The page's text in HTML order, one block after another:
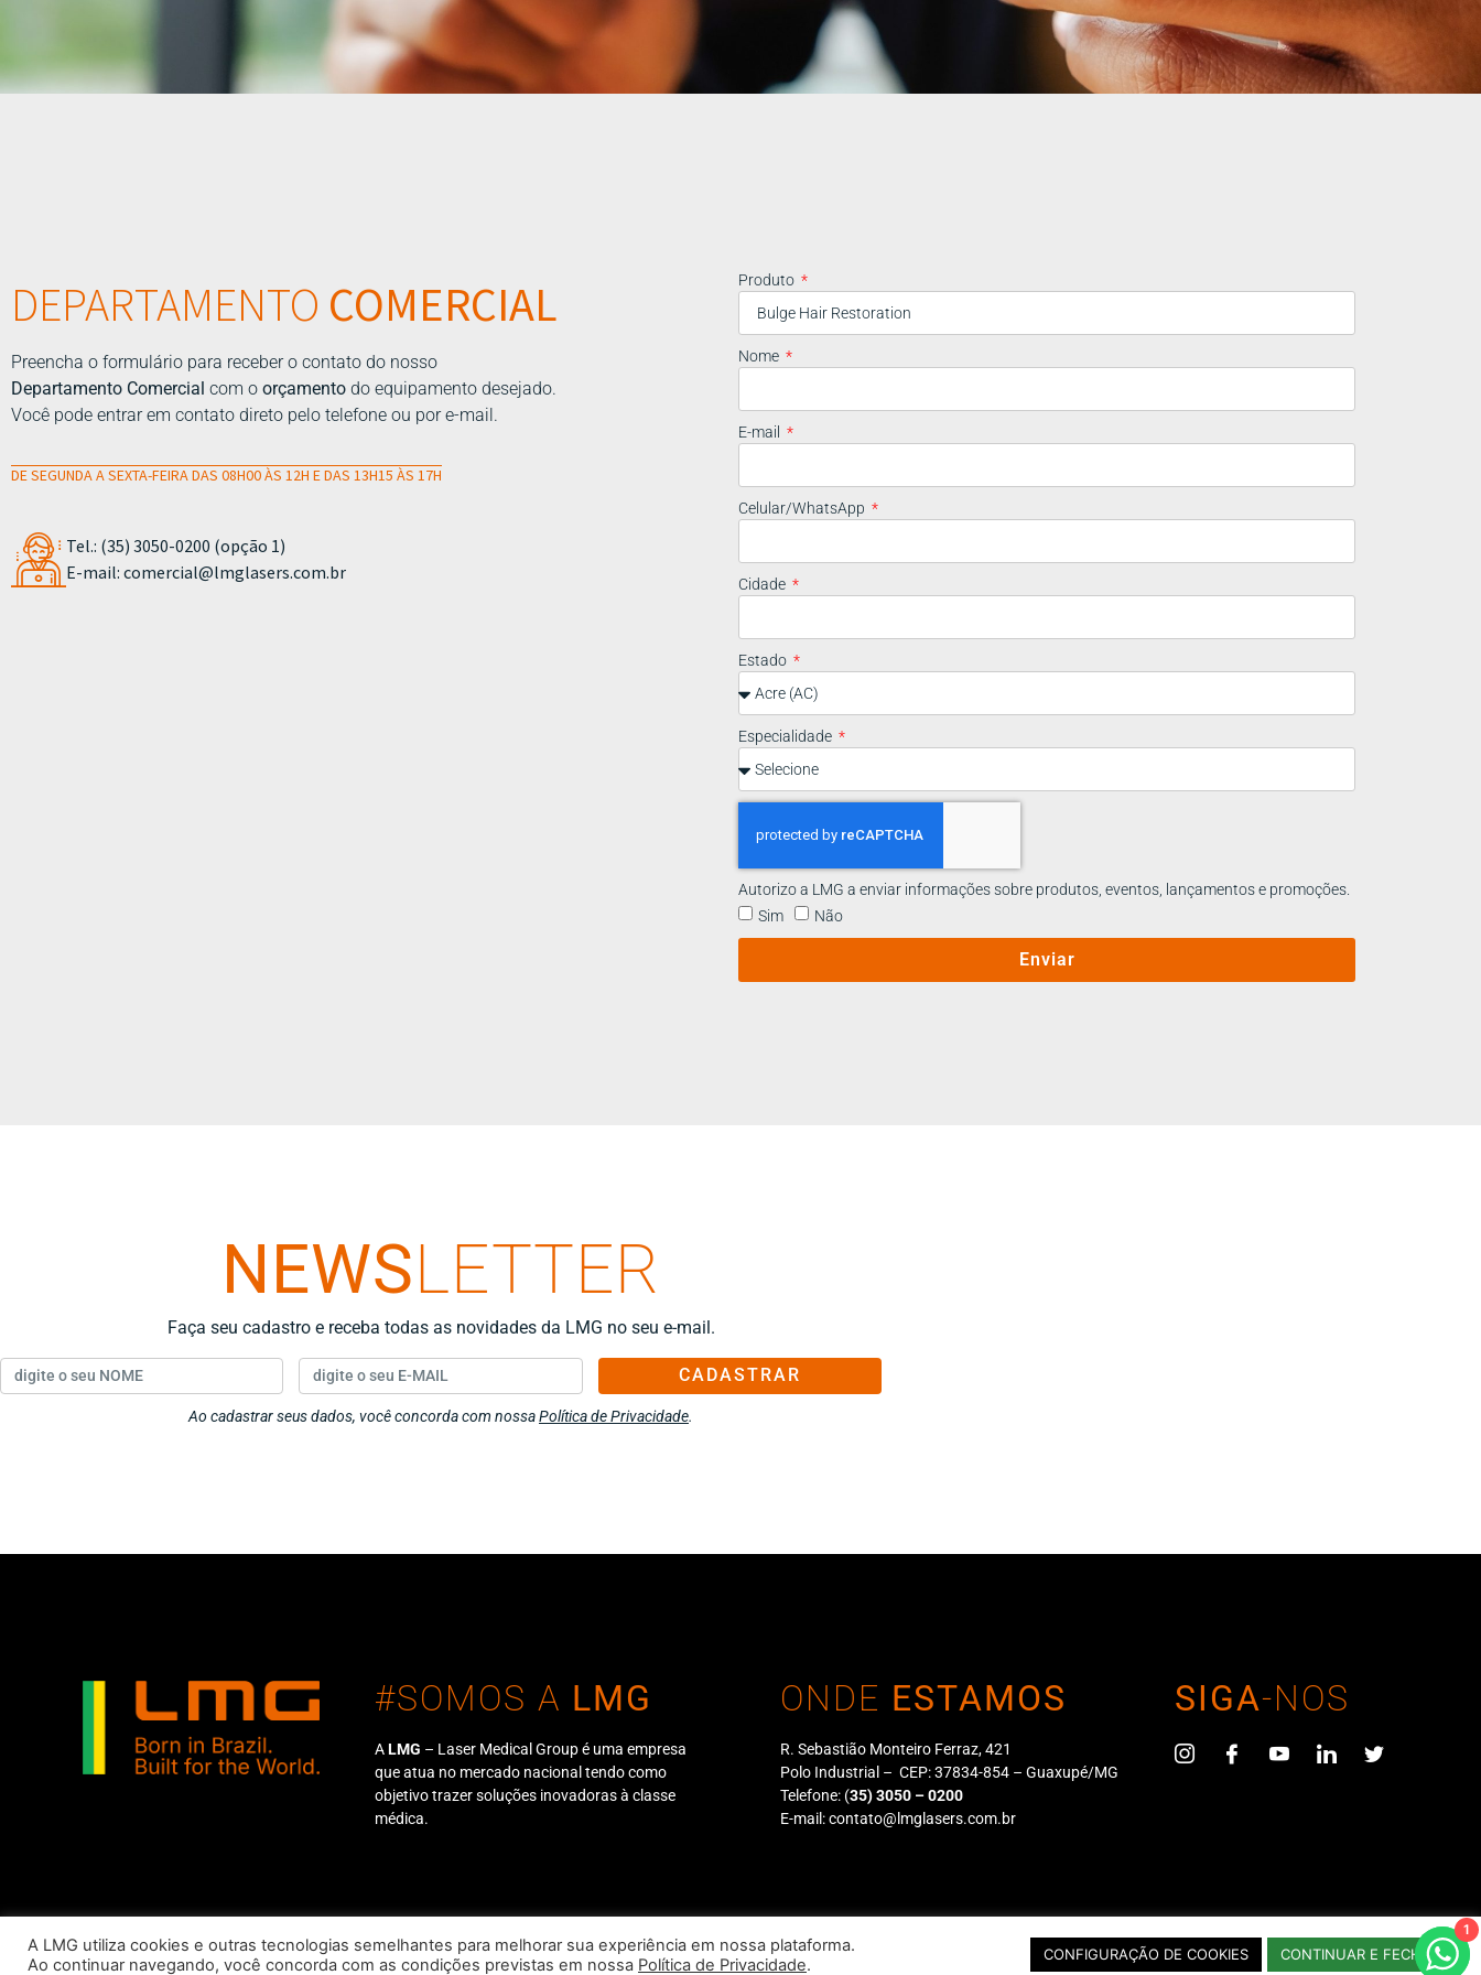
DEPARTAMENTO COMERCIAL
Preencha o formulário para receber o contato do nosso
Departamento Comercial com o orçamento do equipamento desejado.
Você pode entrar em contato direto pelo telefone ou por e-mail.
DE SEGUNDA A SEXTA-FEIRA DAS 08H00 ÀS 12H E DAS 13H15 ÀS 17H
Tel.: (35) 3050-0200 (opção 1)
E-mail: comercial@lmglasers.com.br
Produto
Nome
E-mail
Celular/WhatsApp
Cidade
Estado
Especialidade
Autorizo a LMG a enviar informações sobre produtos, eventos, lançamentos e promoções.
Sim
Não
Enviar
NEWSLETTER
Faça seu cadastro e receba todas as novidades da LMG no seu e-mail.
CADASTRAR
Ao cadastrar seus dados, você concorda com nossaPolítica de Privacidade.
#SOMOS A LMG
ALMG – Laser Medical Group é uma empresa
que atua no mercado nacional tendo como
objetivo trazer soluções inovadoras à classe
médica.
ONDE ESTAMOS
R. Sebastião Monteiro Ferraz, 421
Polo Industrial – CEP: 37834-854 – Guaxupé/MG
Telefone: (35) 3050 – 0200
E-mail:contato@lmglasers.com.br
SIGA-NOS
LMG Lasers – Fabricação, Comércio, Importação e Exportação Ltda | CNPJ: 09.089.140/0001-52
A LMG utiliza cookies e outras tecnologias semelhantes para melhorar sua experiência em nossa plataforma.
Ao continuar navegando, você concorda com as condições previstas em nossa Política de Privacidade.
CONFIGURAÇÃO DE COOKIES CONTINUAR E FECHAR
1